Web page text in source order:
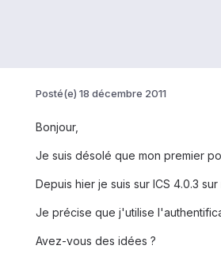
Posté(e) 18 décembre 2011
Bonjour,
Je suis désolé que mon premier
Depuis hier je suis sur ICS 4.0.3
Je précise que j'utilise
Avez-vous des idées ?